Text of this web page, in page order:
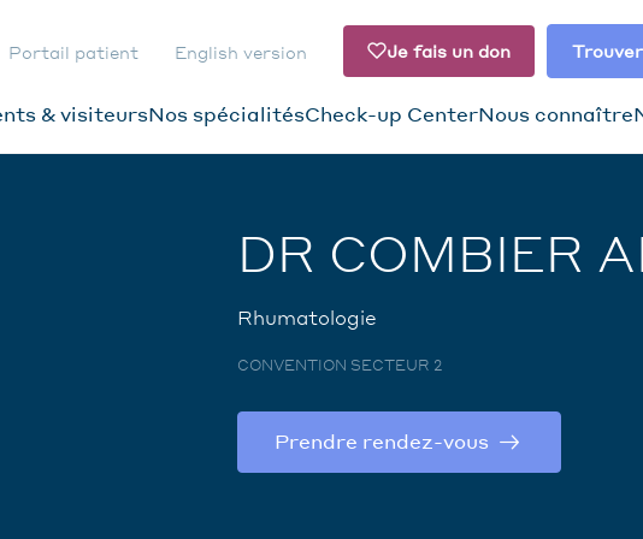
Portail patient English version Je fais un don
& visiteursNos spécialitésCheck-up CenterNous connaître
DR COMBIER
Rhumatologie
CONVENTION SECTEUR 2
Prendre rendez-vous